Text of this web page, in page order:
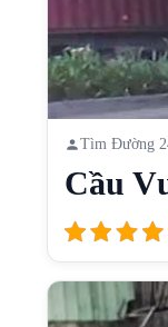
Tìm Đường
Cầu